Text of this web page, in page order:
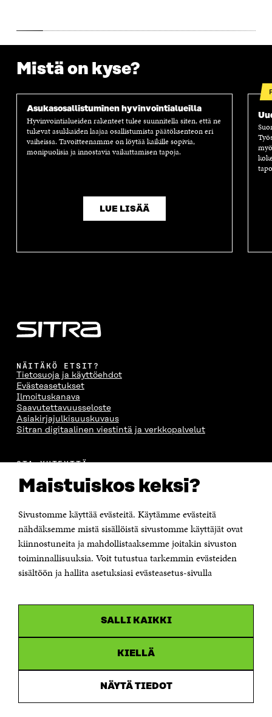
Maistuiskos keksi?
Sivustomme käyttää evästeitä. Käytämme evästeitä
nähdäksemme mistä sisällöistä sivustomme käyttäjät ovat
kiinnostuneita ja mahdollistaaksemme joitakin sivuston
toiminnallisuuksia. Voit tutustua tarkemmin evästeiden
sisältöön ja hallita asetuksiasi evästeasetus-sivulla
SALLI KAIKKI
KIELLÄ
NÄYTÄ TIEDOT
Mistä on kyse?
Asukasosallistuminen hyvinvointialueilla
Hyvinvointialueiden rakenteet tulee suunnitella siten, että ne
tukevat asukkaiden laajaa osallistumista päätöksenteon eri
vaiheissa. Tavoitteenamme on löytää kaikille sopivia,
monipuolisia ja innostavia vaikuttamisen tapoja.
LUE LISÄÄ
NÄITÄKÖ ETSIT?
Tietosuoja ja käyttöehdot
Evästeasetukset
Ilmoituskanava
Saavutettavuusseloste
Asiakirjajulkisuuskuvaus
Sitran digitaalinen viestintä ja verkkopalvelut
OTA YHTEYTTÄ
Itämerenkatu 11-13, PL 160,
00181 Helsinki
Puhelin +358 294 618 991
Sähköpostiosoite
Saapumisohjeet
Y-tunnus 0202132-3
uudessa
ikkunassaInstagram